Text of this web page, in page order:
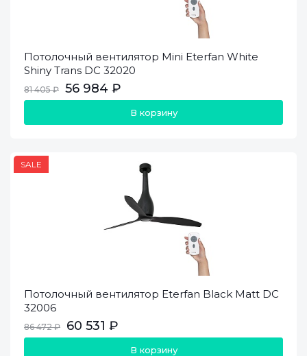
Потолочный вентилятор Mini Eterfan White
Shiny Trans DC 32020
81 405 ₽ 56 984 ₽
В корзину
SALE
Потолочный вентилятор Eterfan Black Matt DC
32006
86 472 ₽ 60 531 ₽
В корзину